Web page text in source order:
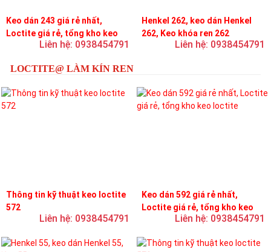
Keo dán 243 giá rẻ nhất,
Loctite giá rẻ, tổng kho keo
Liên hệ: 0938454791
Henkel 262, keo dán Henkel
262, Keo khóa ren 262
Liên hệ: 0938454791
LOCTITE@ LÀM KÍN REN
Thông tin kỹ thuật keo loctite
572
Liên hệ: 0938454791
Keo dán 592 giá rẻ nhất,
Loctite giá rẻ, tổng kho keo
Liên hệ: 0938454791